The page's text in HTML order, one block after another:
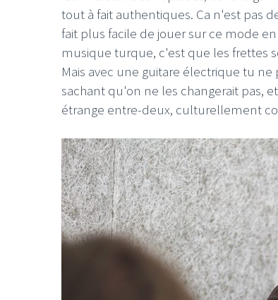
tout à fait authentiques. Ca n'est pas
fait plus facile de jouer sur ce mode
musique turque, c'est que les frettes
Mais avec une guitare électrique tu ne
sachant qu'on ne les changerait pas,
étrange entre-deux, culturellement